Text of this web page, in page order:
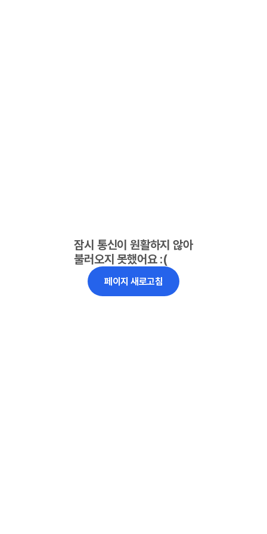
잠시 통신이 원활하지 않아
불러오지 못했어요 :(
페이지 새로고침